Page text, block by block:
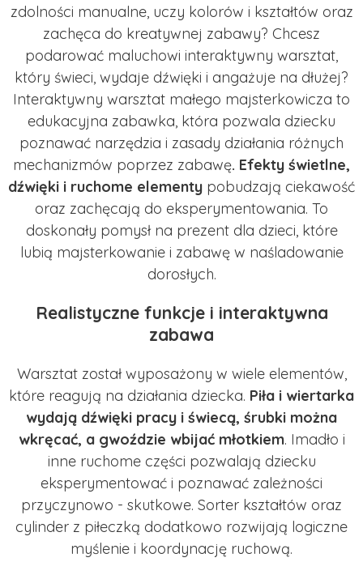
zdolności manualne, uczy kolorów i kształtów oraz
zachęca do kreatywnej zabawy? Chcesz
podarować maluchowi interaktywny warsztat,
który świeci, wydaje dźwięki i angażuje na dłużej?
Interaktywny warsztat małego majsterkowicza to
edukacyjna zabawka, która pozwala dziecku
poznawać narzędzia i zasady działania różnych
mechanizmów poprzez zabawę. Efekty świetlne,
dźwięki i ruchome elementy pobudzają ciekawość
oraz zachęcają do eksperymentowania. To
doskonały pomysł na prezent dla dzieci, które
lubią majsterkowanie i zabawę w naśladowanie
dorosłych.
Realistyczne funkcje i interaktywna
zabawa
Warsztat został wyposażony w wiele elementów,
które reagują na działania dziecka. Piła i wiertarka
wydają dźwięki pracy i świecą, śrubki można
wkręcać, a gwoździe wbijać młotkiem. Imadło i
inne ruchome części pozwalają dziecku
eksperymentować i poznawać zależności
przyczynowo - skutkowe. Sorter kształtów oraz
cylinder z piłeczką dodatkowo rozwijają logiczne
myślenie i koordynację ruchową.